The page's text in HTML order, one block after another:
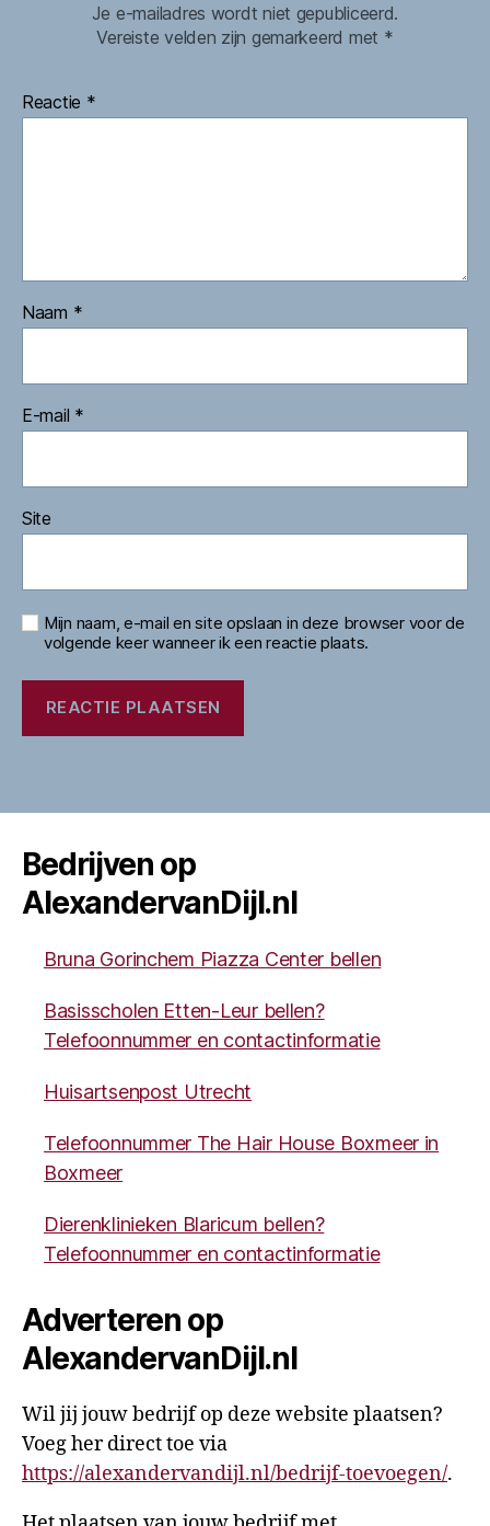
Je e-mailadres wordt niet gepubliceerd.
Vereiste velden zijn gemarkeerd met *
Reactie *
Naam *
E-mail *
Site
Mijn naam, e-mail en site opslaan in deze browser voor de
volgende keer wanneer ik een reactie plaats.
Bedrijven op
AlexandervanDijl.nl
Bruna Gorinchem Piazza Center bellen
Basisscholen Etten-Leur bellen?
Telefoonnummer en contactinformatie
Huisartsenpost Utrecht
Telefoonnummer The Hair House Boxmeer in
Boxmeer
Dierenklinieken Blaricum bellen?
Telefoonnummer en contactinformatie
Adverteren op
AlexandervanDijl.nl
Wil jij jouw bedrijf op deze website plaatsen?
Voeg her direct toe via
https://alexandervandijl.nl/bedrijf-toevoegen/.